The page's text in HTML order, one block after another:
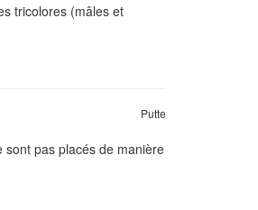
tricolores (mâles et
Putte
sont pas placés de manière